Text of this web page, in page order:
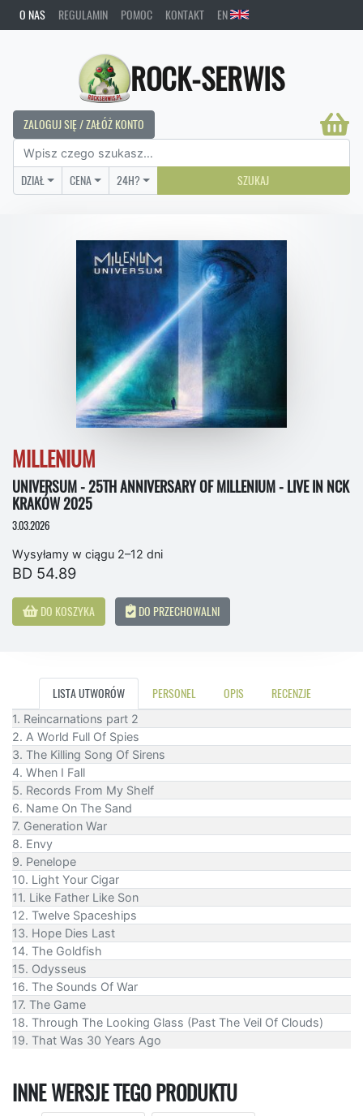
O NAS REGULAMIN POMOC KONTAKT EN
ROCK-SERWIS
ZALOGUJ SIĘ / ZAŁÓŻ KONTO
DZIAŁ CENA 24H? SZUKAJ
MILLENIUM
UNIVERSUM - 25TH ANNIVERSARY OF MILLENIUM - LIVE IN NCK
KRAKÓW 2025
3.03.2026
Wysyłamy w ciągu 2–12 dni
BD 54.89
DO KOSZYKA DO PRZECHOWALNI
LISTA UTWORÓW PERSONEL OPIS RECENZJE
1. Reincarnations part 2
2. A World Full Of Spies
3. The Killing Song Of Sirens
4. When I Fall
5. Records From My Shelf
6. Name On The Sand
7. Generation War
8. Envy
9. Penelope
10. Light Your Cigar
11. Like Father Like Son
12. Twelve Spaceships
13. Hope Dies Last
14. The Goldfish
15. Odysseus
16. The Sounds Of War
17. The Game
18. Through The Looking Glass (Past The Veil Of Clouds)
19. That Was 30 Years Ago
INNE WERSJE TEGO PRODUKTU